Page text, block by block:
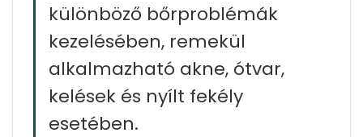
különböző bőrproblémák
kezelésében, remekül
alkalmazható akne, ótvar,
kelések és nyílt fekély
esetében.